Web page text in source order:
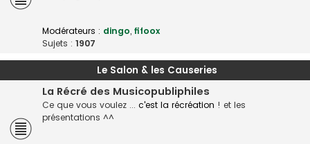
Modérateurs : dingo, fifoox
Sujets : 1907
Le Salon & les Causeries
La Récré des Musicopubliphiles
Ce que vous voulez ... c'est la récréation ! et les
présentations ^^